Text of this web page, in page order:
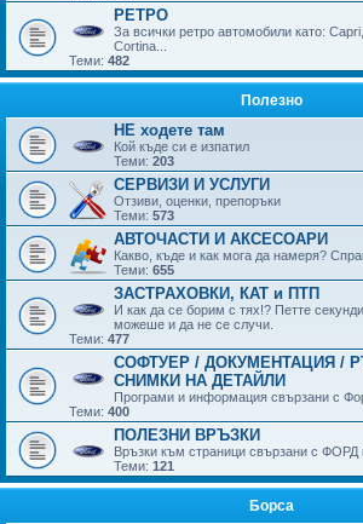
РЕТРО
За всички ретро автомобили като:
Cortina...
Теми: 482
Полезно
НЕ ходете там
Кой къде си е изпатил
Теми: 203
СЕРВИЗИ И УСЛУГИ
Отзиви, оценки, препоръки
Теми: 573
АВТОЧАСТИ И АКСЕСОАРИ
Какво, къде и как мога да намеря?
Теми: 655
ЗАСТРАХОВКИ, КАТ и ПТП
И как да се борим с тях!? Петте
можеше и да не се случи.
Теми: 477
СОФТУЕР / ДОКУМЕНТАЦИЯ /
СНИМКИ НА ДЕТАЙЛИ
Програми и информация свързани с
Теми: 400
ПОЛЕЗНИ ВРЪЗКИ
Връзки към страници свързани с ФОРД
Теми: 121
Борса